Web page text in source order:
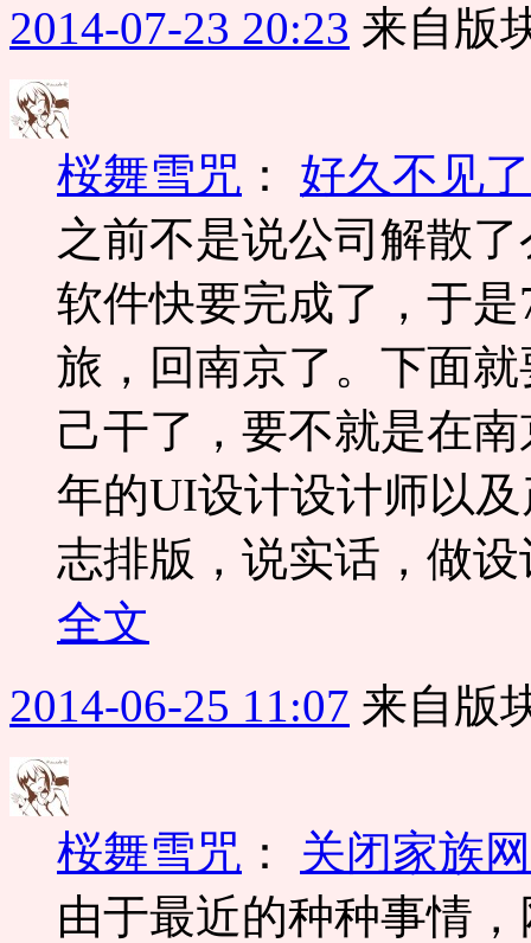
2014-07-23 20:23 来自版
桜舞雪咒 ： 好久不见了
之前不是说公司解散
软件快要完成了，于
旅，回南京了。下面
己干了，要不就是在
年的UI设计设计师以
志排版，说实话，做
全文
2014-06-25 11:07 来自版
桜舞雪咒 ： 关闭家族
由于最近的种种事情